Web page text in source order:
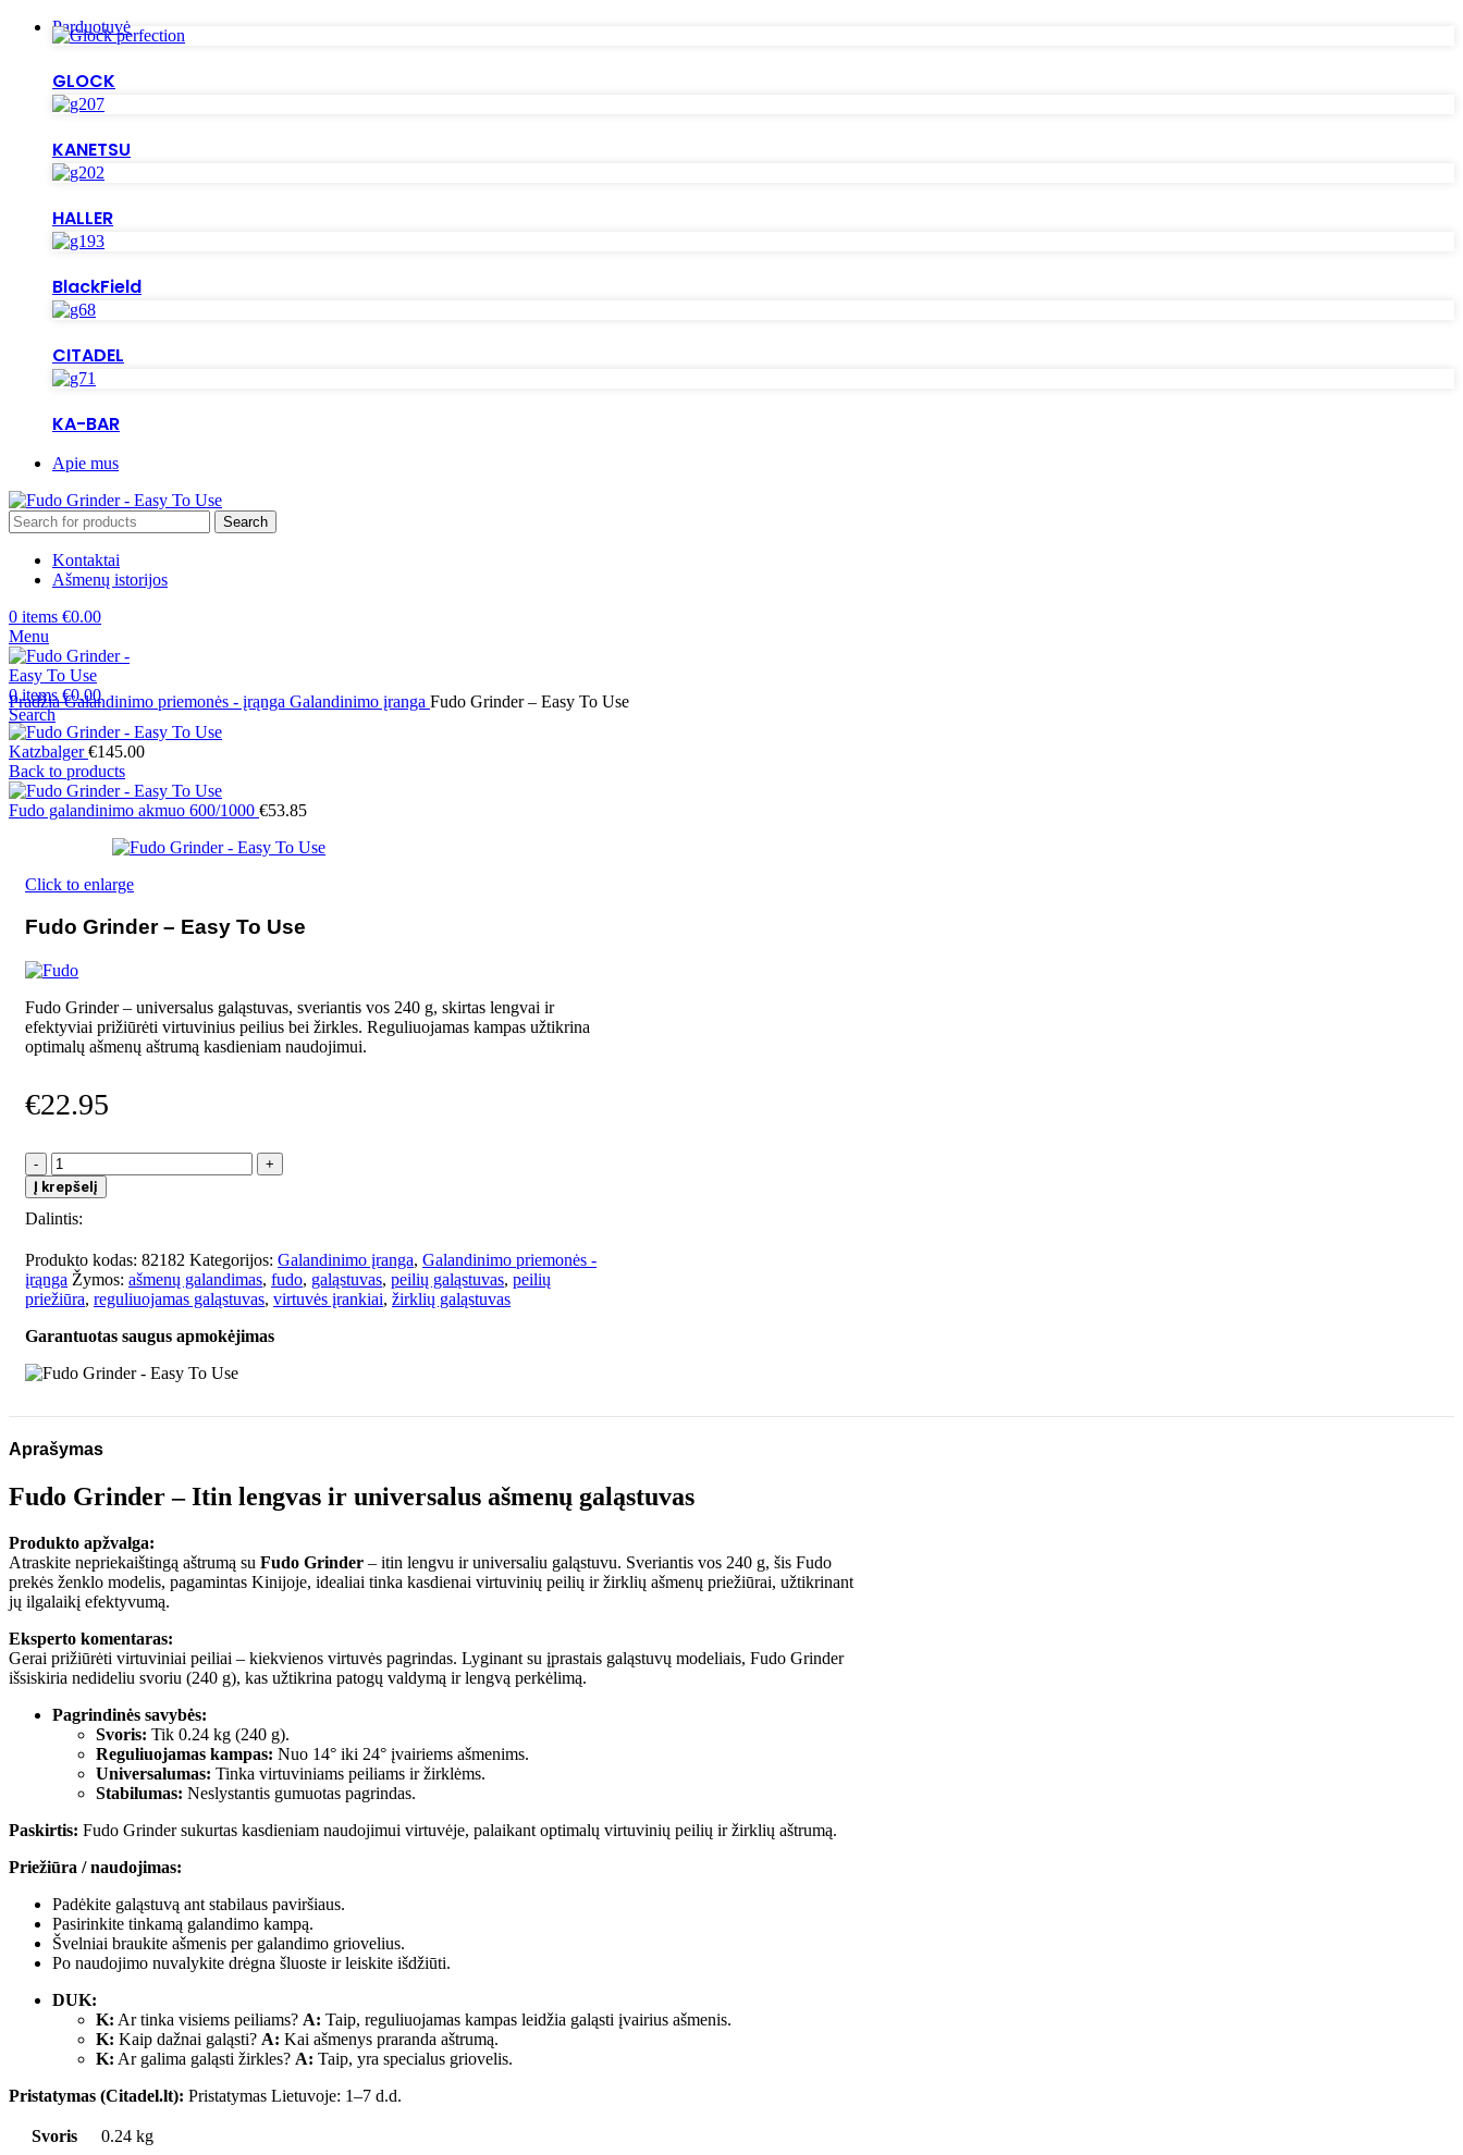
Parduotuvė
GLOCK
KANETSU
HALLER
BlackField
CITADEL
KA-BAR
Apie mus
Search
Kontaktai
Ašmenų istorijos
0 items €0.00
Menu
0items €0.00
Search
PradžiaGalandinimo priemonės - įrąnga Galandinimo įranga Fudo Grinder – Easy To Use
Katzbalger€145.00
Back to products
Fudo galandinimo akmuo 600/1000 €53.85
Click to enlarge
Fudo Grinder – Easy To Use
Fudo Grinder – universalus galąstuvas, sveriantis vos 240 g, skirtas lengvai ir
efektyviai prižiūrėti virtuvinius peilius bei žirkles. Reguliuojamas kampas užtikrina
optimalų ašmenų aštrumą kasdieniam naudojimui.
€22.95
produkto
kiekis:
Fudo
Grinder
Easy
To
Use
Į krepšelį
Dalintis:
Produkto kodas: 82182 Kategorijos: Galandinimo įranga, Galandinimo priemonės -
įrąnga Žymos: ašmenų galandimas, fudo, galąstuvas, peilių galąstuvas, peilių
priežiūra, reguliuojamas galąstuvas, virtuvės įrankiai, žirklių galąstuvas
Garantuotas saugus apmokėjimas
Aprašymas
Fudo Grinder – Itin lengvas ir universalus ašmenų galąstuvas
Produkto apžvalga:
Atraskite nepriekaištingą aštrumą su Fudo Grinder – itin lengvu ir universaliu galąstuvu. Sveriantis vos 240 g, šis Fudo
prekės ženklo modelis, pagamintas Kinijoje, idealiai tinka kasdienai virtuvinių peilių ir žirklių ašmenų priežiūrai, užtikrinant
jų ilgalaikį efektyvumą.
Eksperto komentaras:
Gerai prižiūrėti virtuviniai peiliai – kiekvienos virtuvės pagrindas. Lyginant su įprastais galąstuvų modeliais, Fudo Grinder
išsiskiria nedideliu svoriu (240 g), kas užtikrina patogų valdymą ir lengvą perkėlimą.
Pagrindinės savybės:
Svoris: Tik 0.24 kg (240 g).
Reguliuojamas kampas: Nuo 14° iki 24° įvairiems ašmenims.
Universalumas: Tinka virtuviniams peiliams ir žirklėms.
Stabilumas: Neslystantis gumuotas pagrindas.
Paskirtis: Fudo Grinder sukurtas kasdieniam naudojimui virtuvėje, palaikant optimalų virtuvinių peilių ir žirklių aštrumą.
Priežiūra / naudojimas:
Padėkite galąstuvą ant stabilaus paviršiaus.
Pasirinkite tinkamą galandimo kampą.
Švelniai braukite ašmenis per galandimo griovelius.
Po naudojimo nuvalykite drėgna šluoste ir leiskite išdžiūti.
DUK:
K: Ar tinka visiems peiliams? A: Taip, reguliuojamas kampas leidžia galąsti įvairius ašmenis.
K: Kaip dažnai galąsti? A: Kai ašmenys praranda aštrumą.
K: Ar galima galąsti žirkles? A: Taip, yra specialus griovelis.
Pristatymas (Citadel.lt): Pristatymas Lietuvoje: 1–7 d.d.
Svoris 0.24 kg